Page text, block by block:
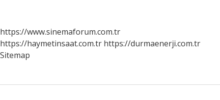
Uçar
https://www.sinemaforum.com.tr
https://haymetinsaat.com.tr https://durmaenerji.com.tr
Sitemap